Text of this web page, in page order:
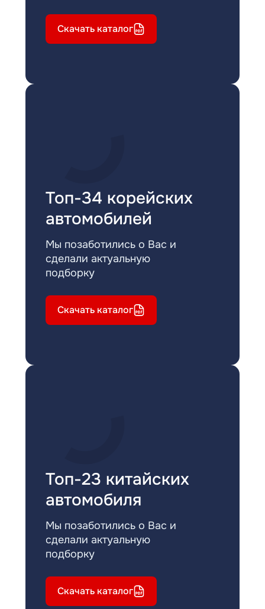
Скачать каталог
Топ-34 корейских
автомобилей
Мы позаботились о Вас и
сделали актуальную
подборку
Скачать каталог
Топ-23 китайских
автомобиля
Мы позаботились о Вас и
сделали актуальную
подборку
Скачать каталог